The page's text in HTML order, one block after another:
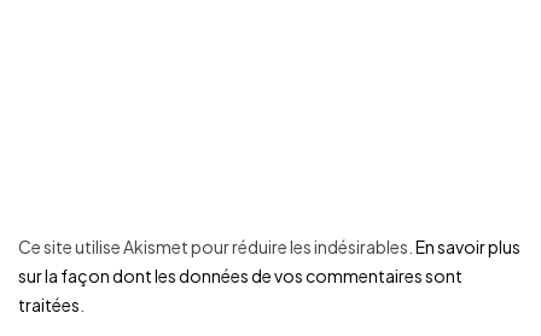
Ce site utilise Akismet pour réduire les indésirables. En savoir plus
sur la façon dont les données de vos commentaires sont
traitées